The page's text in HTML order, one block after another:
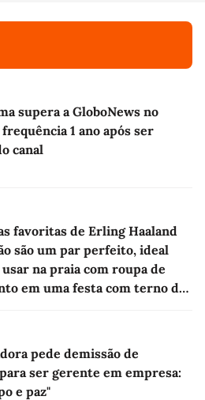
supera a GloboNews no
1 ano após ser
canal
favoritas de Erling Haaland
são um par perfeito, ideal
na praia com roupa de
em uma festa com terno de
pede demissão de
ser gerente em empresa:
e paz"